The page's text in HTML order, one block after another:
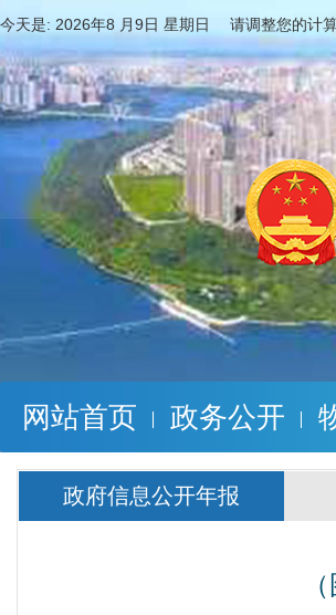
今天是: 2026年8 月9日 星期日 请调整您的计
网站首页 政务公开
政府信息公开年报